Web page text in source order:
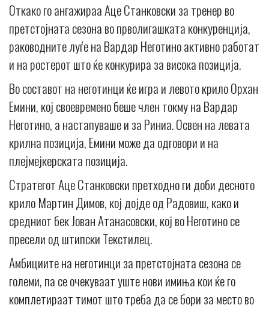
Откако го ангажираа Аце Станковски за тренер во
претстојната сезона во прволигашката конкуренција,
раководните луѓе на Вардар Неготино активно работат
и на ростерот што ќе конкурира за висока позиција.
Во составот на неготинци ќе игра и левото крило Орхан
Емини, кој своевремено беше член токму на Вардар
Неготино, а настапуваше и за Риниа. Освен на левата
крилна позиција, Емини може да одговори и на
плејмејкерската позиција.
Стратегот Аце Станковски претходно ги доби десното
крило Мартин Димов, кој дојде од Радовиш, како и
средниот бек Јован Атанасовски, кој во Неготино се
пресели од штипски Текстилец.
Амбициите на неготинци за претстојната сезона се
големи, па се очекуваат уште нови имиња кои ќе го
комплетираат тимот што треба да се бори за место во